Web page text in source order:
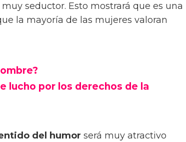
seductor. Esto mostrará que es una
la mayoría de las mujeres valoran
lucho por los derechos de la
del humor será muy atractivo